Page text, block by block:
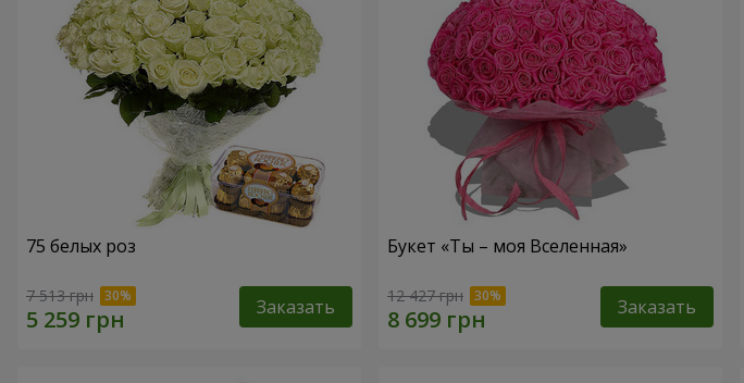
75 белых роз
7 513 грн Заказать
Букет «Ты – моя Вселенная»
12 427 грн Заказать